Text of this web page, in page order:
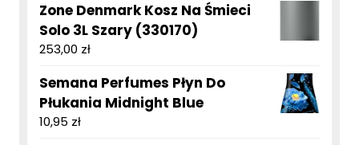
Zone Denmark Kosz Na Śmieci
Solo 3L Szary (330170)
253,00 zł
Semana Perfumes Płyn Do
Płukania Midnight Blue
10,95 zł